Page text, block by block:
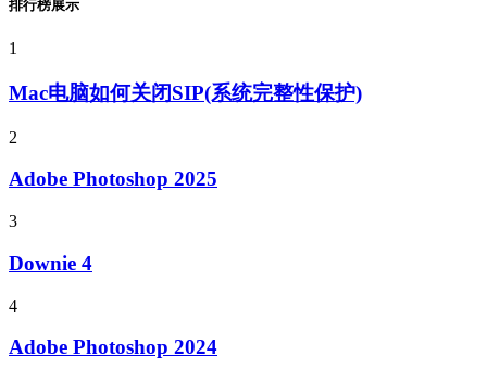
排行榜展示
1
Mac电脑如何关闭SIP(系统完整性保护)
2
Adobe Photoshop 2025
3
Downie 4
4
Adobe Photoshop 2024